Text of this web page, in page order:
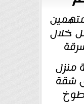
4 متهمين
خلال
في
منزل
شقة